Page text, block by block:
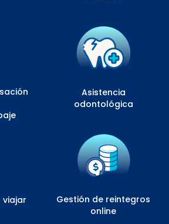
Asistencia
odontológica
Gestión de reintegros
online